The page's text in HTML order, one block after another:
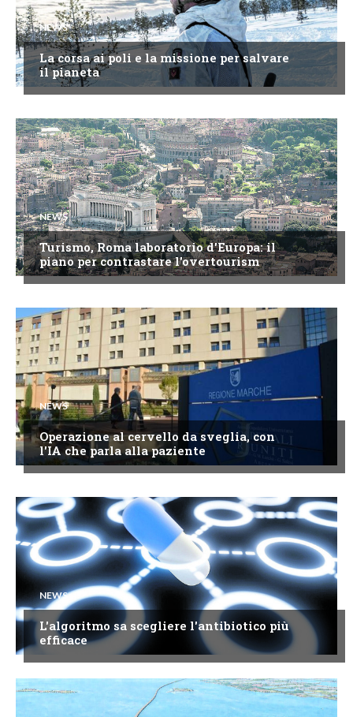
NEWS
La corsa ai poli e la missione per salvare
il pianeta
NEWS
Turismo, Roma laboratorio d'Europa: il
piano per contrastare l'overtourism
NEWS
Operazione al cervello da sveglia, con
l'IA che parla alla paziente
NEWS
L'algoritmo sa scegliere l'antibiotico più
efficace